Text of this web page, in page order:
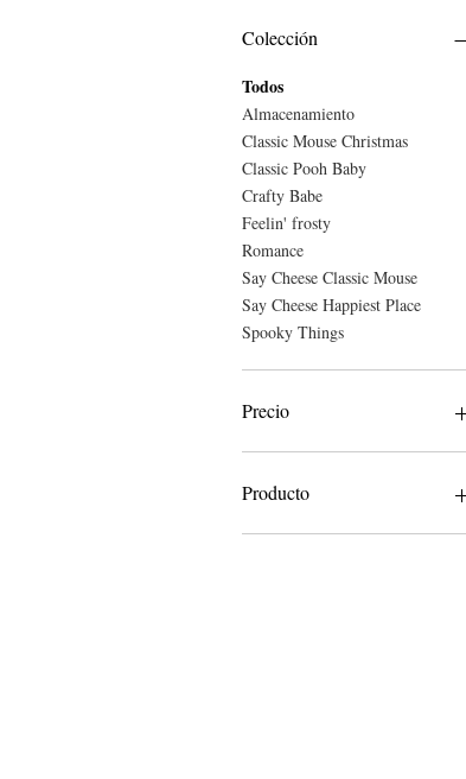
Colección
Todos
Almacenamiento
Classic Mouse Christmas
Classic Pooh Baby
Crafty Babe
Feelin' frosty
Romance
Say Cheese Classic Mouse
Say Cheese Happiest Place
Spooky Things
Precio
Producto
Washi tape